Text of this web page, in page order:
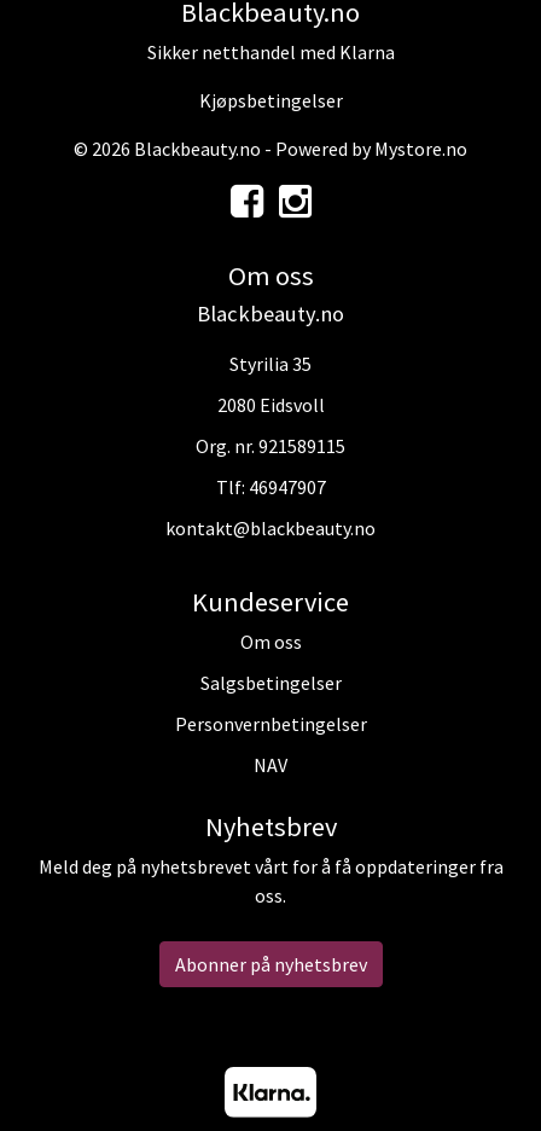
Blackbeauty.no
Sikker netthandel med Klarna
Kjøpsbetingelser
© 2026 Blackbeauty.no - Powered byMystore.no
Om oss
Blackbeauty.no
Styrilia 35
2080 Eidsvoll
Org. nr. 921589115
Tlf: 46947907
kontakt@blackbeauty.no
Kundeservice
Om oss
Salgsbetingelser
Personvernbetingelser
NAV
Nyhetsbrev
Meld deg på nyhetsbrevet vårt for å få oppdateringer fra
oss.
Abonner på nyhetsbrev